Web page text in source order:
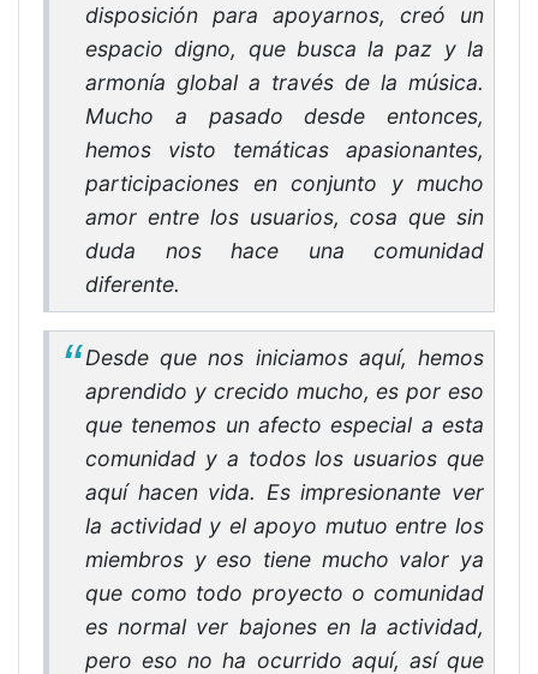
disposición para apoyarnos, creó un
espacio digno, que busca la paz y la
armonía global a través de la música.
Mucho a pasado desde entonces,
hemos visto temáticas apasionantes,
participaciones en conjunto y mucho
amor entre los usuarios, cosa que sin
duda nos hace una comunidad
diferente.
Desde que nos iniciamos aquí, hemos
aprendido y crecido mucho, es por eso
que tenemos un afecto especial a esta
comunidad y a todos los usuarios que
aquí hacen vida. Es impresionante ver
la actividad y el apoyo mutuo entre los
miembros y eso tiene mucho valor ya
que como todo proyecto o comunidad
es normal ver bajones en la actividad,
pero eso no ha ocurrido aquí, así que